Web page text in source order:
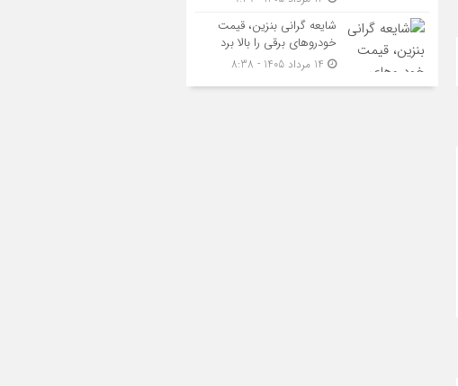
شایعه گرانی بنزین، قیمت
خودروهای برقی را بالا برد